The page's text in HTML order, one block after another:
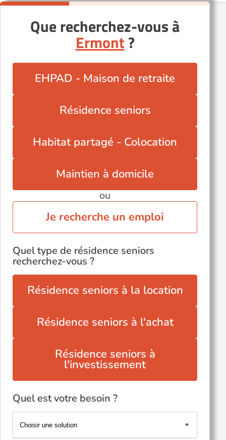
L'Isle-Adam (95290)
Montmorency (95160)
Saint-Brice-sous-Forêt (95350)
Saint-Gratien (95210)
Sarcelles (95200)
Taverny (95150)
Que recherchez-vous à
Ermont?
EHPAD - Maison de retraite
Résidence seniors
Habitat partagé - Colocation
Maintien à domicile
ou
Je recherche un emploi
Quel type de résidence seniors
recherchez-vous ?
Résidence seniors à la location
Résidence seniors à l'achat
Résidence seniors à
l'investissement
Quel est votre besoin ?